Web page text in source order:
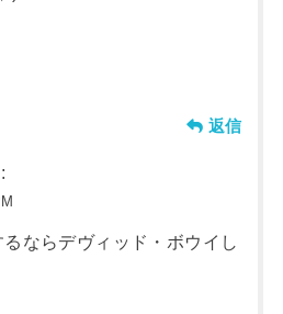
返信
ならデヴィッド・ボウイし